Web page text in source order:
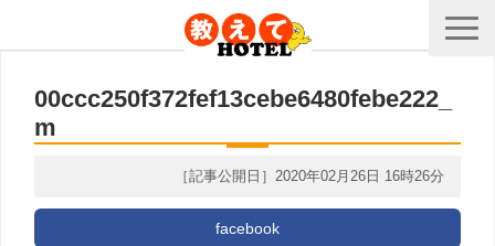
00ccc250f372fef13cebe6480febe222_
m
［記事公開日］2020年02月26日 16時26分
facebook